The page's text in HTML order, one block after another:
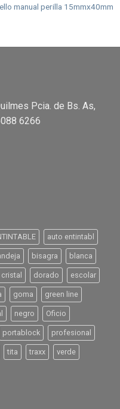
manual perilla 15mmx40mm
Pcia. de Bs. As,
6266
auto entintabl
bisagra blanca
cristal dorado escolar
goma green line
negro Oficio
portablock profesional
tita traxx verde